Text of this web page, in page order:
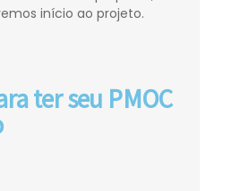
início ao projeto.
ter seu PMOC